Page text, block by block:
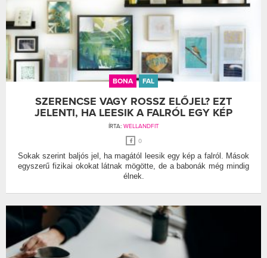
BONA FAL
SZERENCSE VAGY ROSSZ ELŐJEL? EZT
JELENTI, HA LEESIK A FALRÓL EGY KÉP
ÍRTA: WELLANDFIT
0
Sokak szerint baljós jel, ha magától leesik egy kép a falról. Mások
egyszerű fizikai okokat látnak mögötte, de a babonák még mindig
élnek.